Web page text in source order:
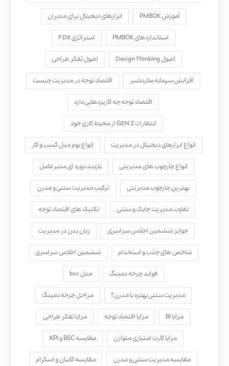
آموزش PMBOK ابزارهای دیجیتال برای مدیران
استانداردهای PMBOK استراتژی ۴DX
اصول Design Thinking اصول تفکر طراحی
افزایش سرمایه ملاردشیر اقتصاد توجه در مدیریت چیست
اقتصاد توجه چه کاربردهایی دارد
انتظارات GEN Z از محیط کاری خود
انواع ابزارهای دیجیتال در مدیریت انواع بوم مدل کسب‌ و کار
انواع چارچوب های مدیریتی بازدید دوره ای مدیرعامل
بهترین چارچوب مدیریتی ترکیب مدیریت سنتی و مدرن
تفاوت مدیریت چابک و سنتی تکنیک های اقتصاد توجه
جوایز ششمین اجلاس سراسری زبان بدن در مدیریت
شاخص های جذب و استخدام ششمین اجلاس سراسری
فواید چرخه دمینگ مدل bsc
مدیریت سنتی بهتره یا مدرن؟ مراحل چرخه دمینگ
مزایا BI مزایا اقتصاد توجه مزایا تفکر طراحی
مزایا کارت امتیازی متوازن مقایسه BSC و KPI
مقایسه مدیریت سنتی و مدرن مقایسه کانبان و اسکرام